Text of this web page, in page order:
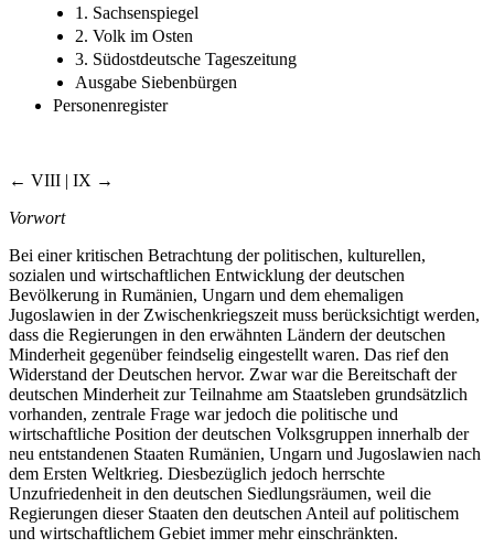
1. Sachsenspiegel
2. Volk im Osten
3. Südostdeutsche Tageszeitung
Ausgabe Siebenbürgen
Personenregister
← VIII | IX →
Vorwort
Bei einer kritischen Betrachtung der politischen, kulturellen,
sozialen und wirtschaftlichen Entwicklung der deutschen
Bevölkerung in Rumänien, Ungarn und dem ehemaligen
Jugoslawien in der Zwischenkriegszeit muss berücksichtigt werden,
dass die Regierungen in den erwähnten Ländern der deutschen
Minderheit gegenüber feindselig eingestellt waren. Das rief den
Widerstand der Deutschen hervor. Zwar war die Bereitschaft der
deutschen Minderheit zur Teilnahme am Staatsleben grundsätzlich
vorhanden, zentrale Frage war jedoch die politische und
wirtschaftliche Position der deutschen Volksgruppen innerhalb der
neu entstandenen Staaten Rumänien, Ungarn und Jugoslawien nach
dem Ersten Weltkrieg. Diesbezüglich jedoch herrschte
Unzufriedenheit in den deutschen Siedlungsräumen, weil die
Regierungen dieser Staaten den deutschen Anteil auf politischem
und wirtschaftlichem Gebiet immer mehr einschränkten.